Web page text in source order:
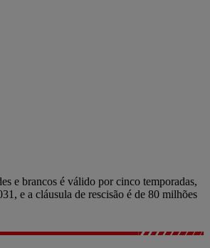
e brancos é válido por cinco temporadas,
e a cláusula de rescisão é de 80 milhões